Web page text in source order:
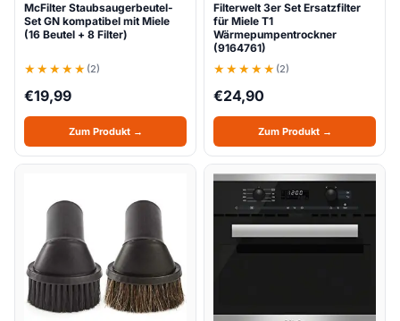
McFilter Staubsaugerbeutel-
Set GN kompatibel mit Miele
(16 Beutel + 8 Filter)
(2)
€19,99
Zum Produkt →
Filterwelt 3er Set Ersatzfilter
für Miele T1
Wärmepumpentrockner
(9164761)
(2)
€24,90
Zum Produkt →